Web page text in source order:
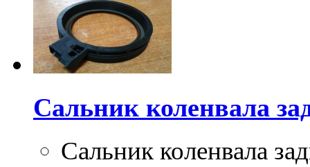
Сальник коленвала
Сальник коленвала